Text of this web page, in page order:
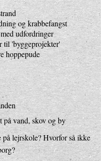
og krabbefangst
udfordringer
til 'byggeprojekter'
hoppepude
vand, skov og by
på lejrskole? Hvorfor så ikke